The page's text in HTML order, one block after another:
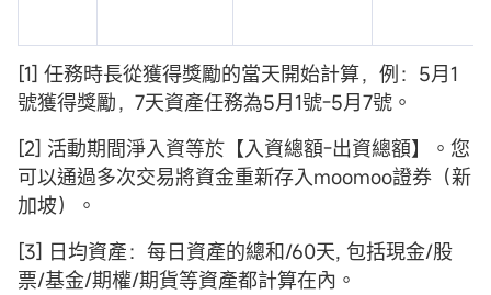
[1] 任務時長從獲得獎勵的當天開始計算，例：5月1
號獲得獎勵，7天資產任務為5月1號-5月7號。
[2] 活動期間淨入資等於【入資總額-出資總額】。您
可以通過多次交易將資金重新存入moomoo證券（新
加坡）。
[3] 日均資產：每日資產的總和/60天, 包括現金/股
票/基金/期權/期貨等資產都計算在內。